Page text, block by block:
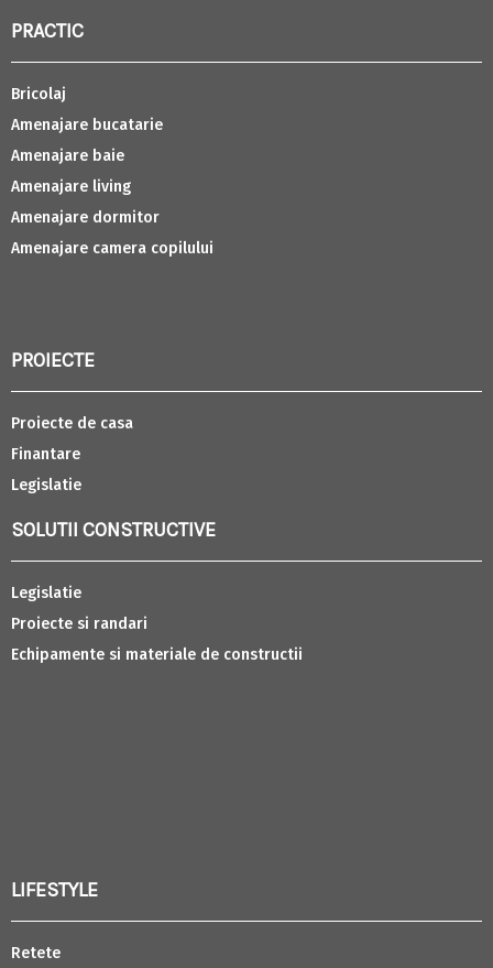
PRACTIC
Bricolaj
Amenajare bucatarie
Amenajare baie
Amenajare living
Amenajare dormitor
Amenajare camera copilului
PROIECTE
Proiecte de casa
Finantare
Legislatie
SOLUTII CONSTRUCTIVE
Legislatie
Proiecte si randari
Echipamente si materiale de constructii
LIFESTYLE
Retete